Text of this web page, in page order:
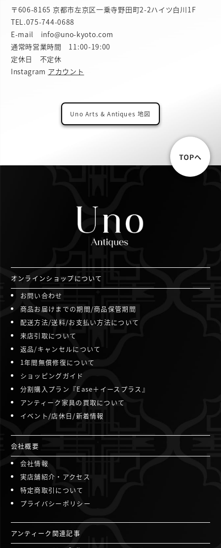
〒606-8165 京都市左京区一乗寺野田町2-2ハイツ白川1F
TEL.075-744-0688
E-mail info@uno-kyoto.com
通常時営業時間 11:00-19:00
定休日 不定休
Instagram アカウント
Uno Arts & Antiques 地図
オンラインショップについて
お問い合わせ
商品お届けまでの期間/商品保管期間
配送方法/送料/お支払い方法について
来店引取について
返品/キャンセルについて
1年間無償修復について
ショッピングガイド
分割購入プラン『Ease＋イースプラス』
アンティーク家具の買取について
イベント/店休日/新着情報
会社概要
会社情報
実店舗紹介・アクセス
特定商取引について
プライバシーポリシー
アンティーク関連記事